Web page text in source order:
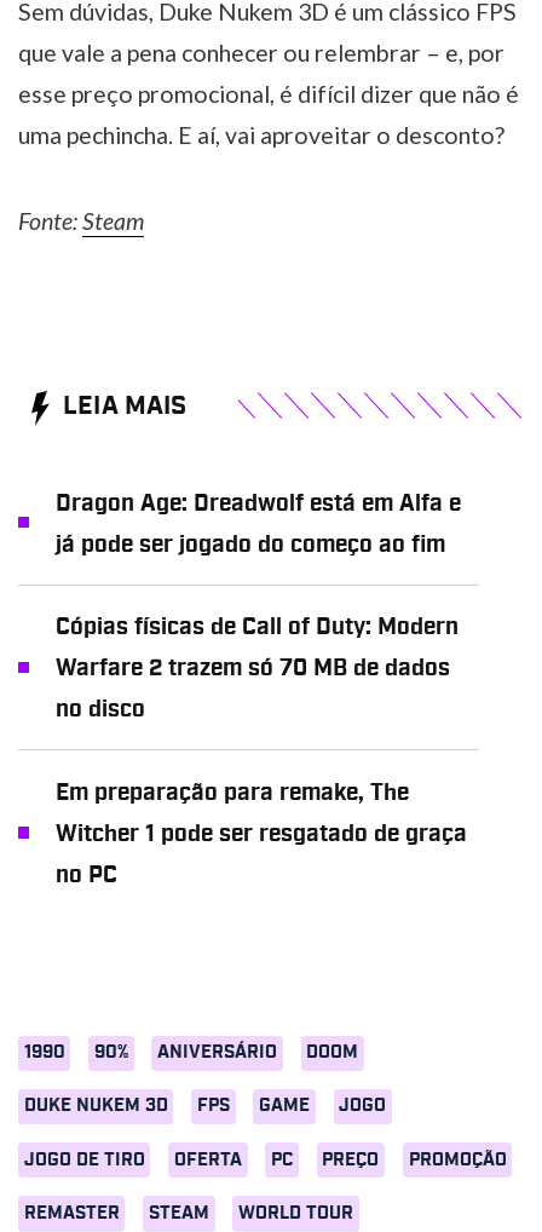
Sem dúvidas, Duke Nukem 3D é um clássico FPS
que vale a pena conhecer ou relembrar – e, por
esse preço promocional, é difícil dizer que não é
uma pechincha. E aí, vai aproveitar o desconto?
Fonte:Steam
1990 90% ANIVERSÁRIO DOOM
DUKE NUKEM 3D FPS GAME JOGO
JOGO DE TIRO OFERTA PC PREÇO PROMOÇÃO
REMASTER STEAM WORLD TOUR
LEIA MAIS
Dragon Age: Dreadwolf está em Alfa e
já pode ser jogado do começo ao fim
Cópias físicas de Call of Duty: Modern
Warfare 2 trazem só 70 MB de dados
no disco
Em preparação para remake, The
Witcher 1 pode ser resgatado de graça
no PC